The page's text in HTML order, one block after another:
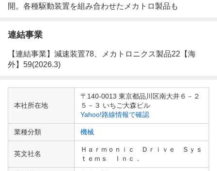
開。各種駆動装置を組み合わせたメカトロ製品も
連結事業
【連結事業】減速装置78、メカトロニクス製品22【海
外】59(2026.3)
企
情本社所在地
〒140-0013 東京都品川区南大井６－２
５－３ いちご大森ビル
Yahoo!路線情報で確認
業種分類 機械
英文社名
Ｈａｒｍｏｎｉｃ Ｄｒｉｖｅ Ｓｙｓ
ｔｅｍｓ Ｉｎｃ．